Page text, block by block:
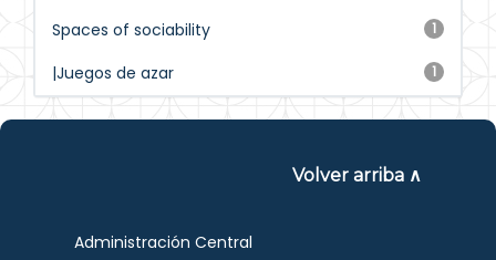
1
Spaces of sociability
1
|Juegos de azar
Volver arriba ∧
Administración Central